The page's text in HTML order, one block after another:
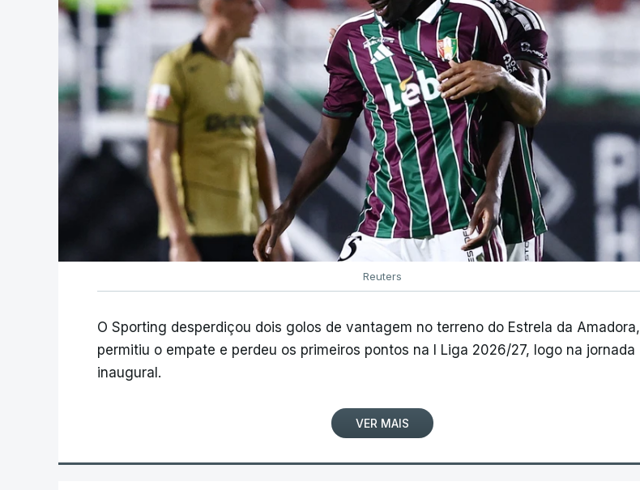
Reuters
O Sporting desperdiçou dois golos de vantagem no terreno do Estrela da Amadora,
permitiu o empate e perdeu os primeiros pontos na I Liga 2026/27, logo na jornada
inaugural.
VER MAIS